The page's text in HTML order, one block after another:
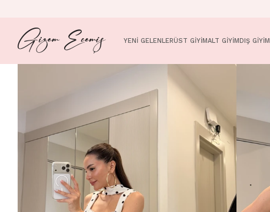
YENİ GELENLERÜST GİYİMALT GİYİMDIŞ GİYİM